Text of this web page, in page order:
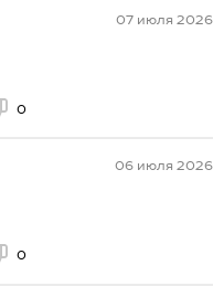
07 июля 2026
0
06 июля 2026
0